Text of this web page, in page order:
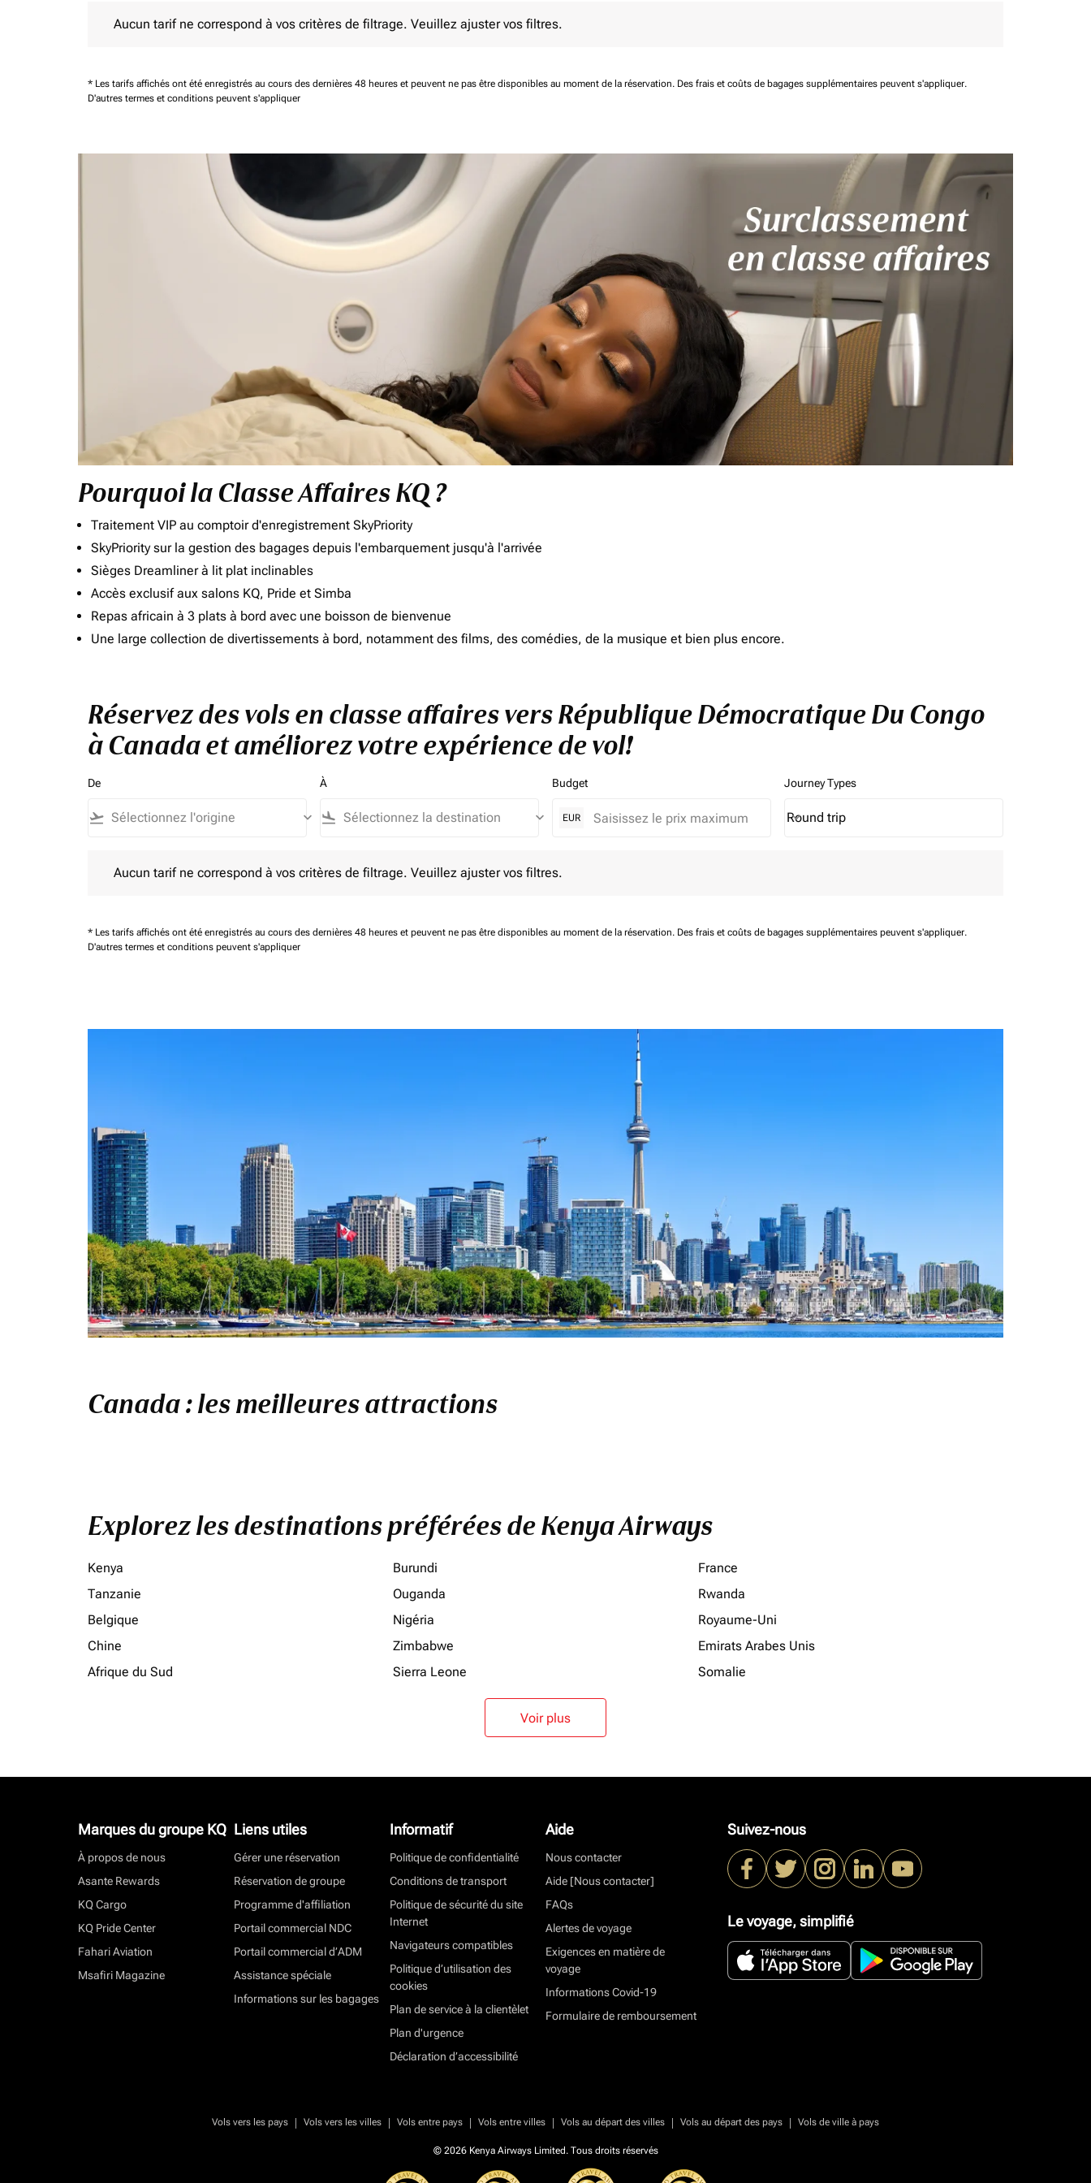
Aucun tarif ne correspond à vos critères de filtrage. Veuillez ajuster vos filtres.
* Les tarifs affichés ont été enregistrés au cours des dernières 48 heures et peuvent ne pas être disponibles au moment de la réservation. Des frais et coûts de bagages supplémentaires peuvent s'appliquer.
D'autres termes et conditions peuvent s'appliquer
Pourquoi la Classe Affaires KQ ?
Traitement VIP au comptoir d'enregistrement SkyPriority
SkyPriority sur la gestion des bagages depuis l'embarquement jusqu'à l'arrivée
Sièges Dreamliner à lit plat inclinables
Accès exclusif aux salons KQ, Pride et Simba
Repas africain à 3 plats à bord avec une boisson de bienvenue
Une large collection de divertissements à bord, notamment des films, des comédies, de la musique et bien plus encore.
Réservez des vols en classe affaires vers République Démocratique Du Congo
à Canada et améliorez votre expérience de vol!
De
flight_takeoff keyboard_arrow_down
À
flight_land keyboard_arrow_down
Budget
EUR
Journey Types
Journey Types option Round trip Selected
Round trip
keyboard_arrow_down
Aucun tarif ne correspond à vos critères de filtrage. Veuillez ajuster vos filtres.
* Les tarifs affichés ont été enregistrés au cours des dernières 48 heures et peuvent ne pas être disponibles au moment de la réservation. Des frais et coûts de bagages supplémentaires peuvent s'appliquer.
D'autres termes et conditions peuvent s'appliquer
Canada : les meilleures attractions
Explorez les destinations préférées de Kenya Airways
Kenya Burundi
France
Tanzanie
Ouganda
Rwanda
Belgique
Nigéria
Royaume-Uni
Chine
Zimbabwe
Emirats Arabes Unis
Afrique du Sud
Sierra Leone Somalie
Voir plus
Marques du groupe KQ
À propos de nous
Asante Rewards
KQ Cargo
KQ Pride Center
Fahari Aviation
Msafiri Magazine
Liens utiles
Gérer une réservation
Réservation de groupe
Programme d'affiliation
Portail commercial NDC
Portail commercial d’ADM
Assistance spéciale
Informations sur les bagages
Informatif
Politique de confidentialité
Conditions de transport
Politique de sécurité du site
Internet
Navigateurs compatibles
Politique d’utilisation des
cookies
Plan de service à la clientèlet
Plan d'urgence
Déclaration d’accessibilité
Aide
Nous contacter
Aide [Nous contacter]
FAQs
Alertes de voyage
Exigences en matière de
voyage
Informations Covid-19
Formulaire de remboursement
Suivez-nous
Le voyage, simplifié
Vols vers les pays | Vols vers les villes | Vols entre pays | Vols entre villes | Vols au départ des villes | Vols au départ des pays | Vols de ville à pays
© 2026 Kenya Airways Limited. Tous droits réservés